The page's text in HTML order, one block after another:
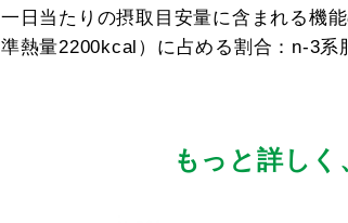
一日当たりの摂取目安量に含まれる機
準熱量2200kcal）に占める割合：n-3系
もっと詳しく